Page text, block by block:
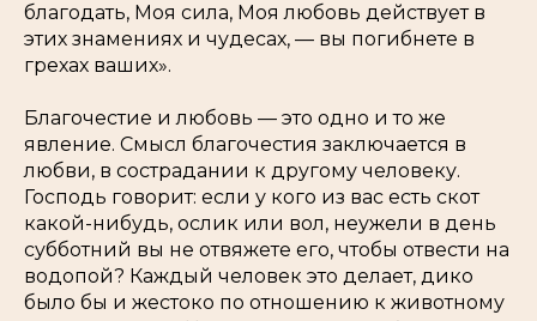
благодать, Моя сила, Моя любовь действует в
этих знамениях и чудесах, — вы погибнете в
грехах ваших».
Благочестие и любовь — это одно и то же
явление. Смысл благочестия заключается в
любви, в сострадании к другому человеку.
Господь говорит: если у кого из вас есть скот
какой-нибудь, ослик или вол, неужели в день
субботний вы не отвяжете его, чтобы отвести на
водопой? Каждый человек это делает, дико
было бы и жестоко по отношению к животному